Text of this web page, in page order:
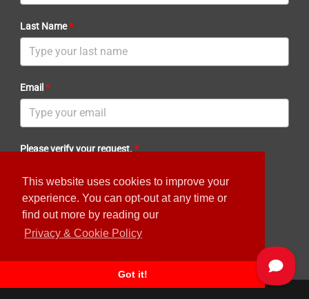
This website uses cookies to improve your
experience. You can opt-out at any time or
find out more by reading our
Privacy & Cookie Policy
Got it!
Last Name*
Email *
Please verify your request. *